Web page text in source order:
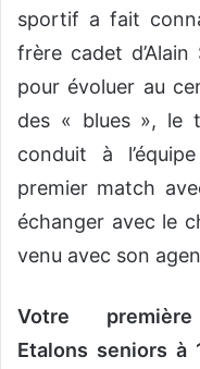
sportif a fait
frère cadet
pour évoluer au
des « blues », le
conduit à
premier match
échanger avec le
venu avec son
Votre
Etalons seniors à